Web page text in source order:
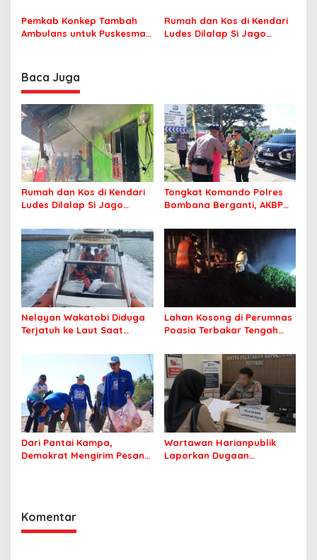
Berintegritas dan
Profesional Layani
Pemkab Konkep Tambah
Ambulans untuk Puskesmas
Rumah dan Kos di Kendari
Ludes Dilalap Si Jago
Baca Juga
Rumah dan Kos di Kendari
Ludes Dilalap Si Jago
Tongkat Komando Polres
Bombana Berganti, AKBP
Kepolisian Bombana
Nelayan Wakatobi Diduga
Terjatuh ke Laut Saat
Lahan Kosong di Perumnas
Poasia Terbakar Tengah
Dari Pantai Kampa,
Demokrat Mengirim Pesan
Wartawan Harianpublik
Laporkan Dugaan
Komentar